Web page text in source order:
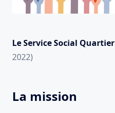
Le Service Social Quartier
2022)
La mission